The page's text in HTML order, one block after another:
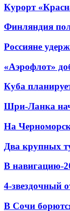
Курорт
Финляндия
Россияне
«Аэрофлот»
Куба
Шри-Ланка
На
Два крупных
В навигацию-
4-звездочный
В Сочи